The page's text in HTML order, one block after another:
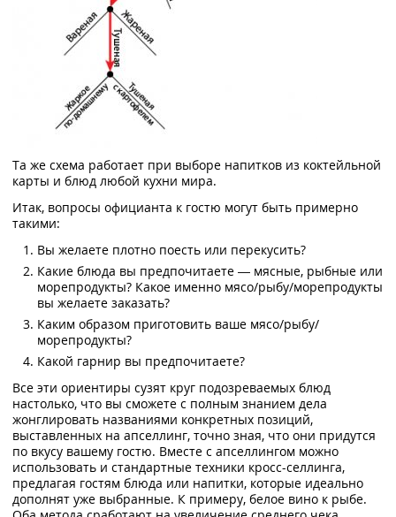
Та же схема работает при выборе напитков из коктейльной
карты и блюд любой кухни мира.
Итак, вопросы официанта к гостю могут быть примерно
такими:
Вы желаете плотно поесть или перекусить?
Какие блюда вы предпочитаете — мясные, рыбные или
морепродукты? Какое именно мясо/рыбу/морепродукты
вы желаете заказать?
Каким образом приготовить ваше мясо/рыбу/
морепродукты?
Какой гарнир вы предпочитаете?
Все эти ориентиры сузят круг подозреваемых блюд
настолько, что вы сможете с полным знанием дела
жонглировать названиями конкретных позиций,
выставленных на апселлинг, точно зная, что они придутся
по вкусу вашему гостю. Вместе с апселлингом можно
использовать и стандартные техники кросс-селлинга,
предлагая гостям блюда или напитки, которые идеально
дополнят уже выбранные. К примеру, белое вино к рыбе.